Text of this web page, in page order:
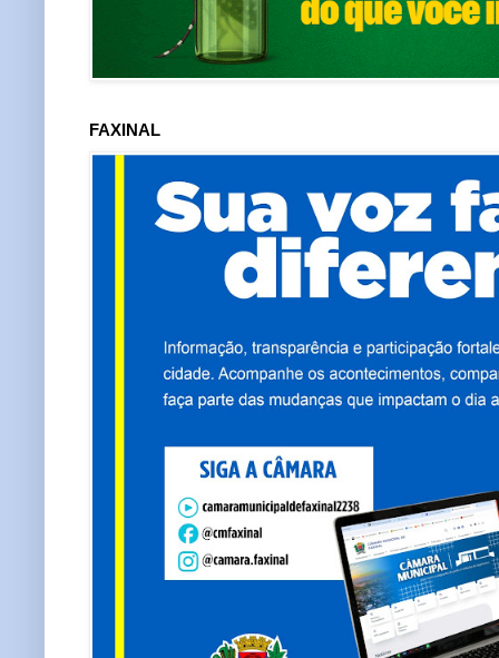
FAXINAL